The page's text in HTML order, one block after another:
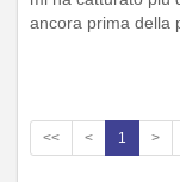
ancora prima della
<< < 1 >